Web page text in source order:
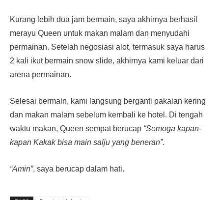
Kurang lebih dua jam bermain, saya akhirnya berhasil
merayu Queen untuk makan malam dan menyudahi
permainan. Setelah negosiasi alot, termasuk saya harus
2 kali ikut bermain snow slide, akhirnya kami keluar dari
arena permainan.
Selesai bermain, kami langsung berganti pakaian kering
dan makan malam sebelum kembali ke hotel. Di tengah
waktu makan, Queen sempat berucap “Semoga kapan-
kapan Kakak bisa main salju yang beneran”.
“Amin”, saya berucap dalam hati.